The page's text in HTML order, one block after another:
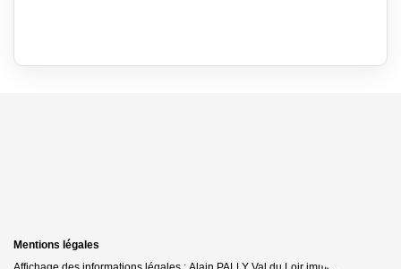
Mentions légales